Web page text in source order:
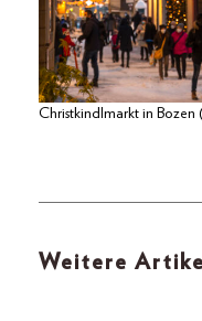
Christkindlmarkt in
Weitere